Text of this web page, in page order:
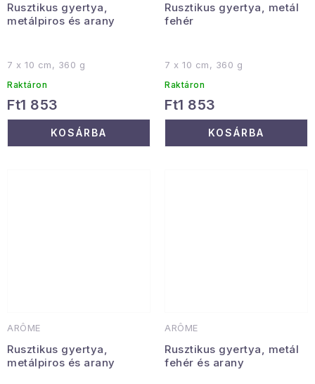
Rusztikus gyertya,
metálpiros és arany
7 x 10 cm, 360 g
Raktáron
Ft1 853
KOSÁRBA
Rusztikus gyertya, metál
fehér
7 x 10 cm, 360 g
Raktáron
Ft1 853
KOSÁRBA
ARÔME
Rusztikus gyertya,
metálpiros és arany
ARÔME
Rusztikus gyertya, metál
fehér és arany